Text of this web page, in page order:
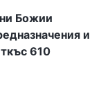
Божии
и
610